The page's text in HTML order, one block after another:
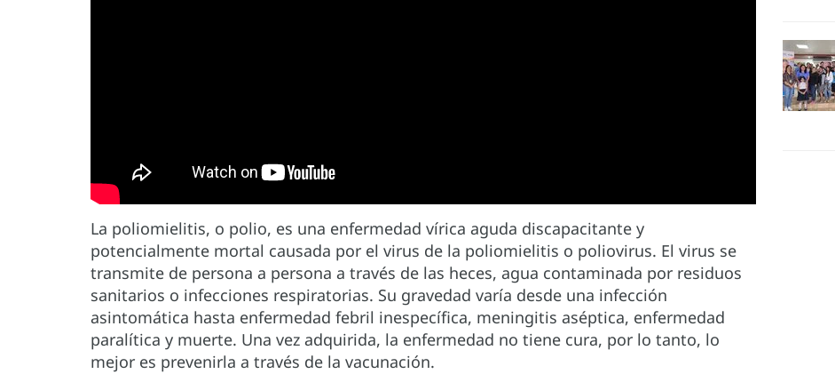
La poliomielitis, o polio, es una enfermedad vírica aguda discapacitante y
potencialmente mortal causada por el virus de la poliomielitis o poliovirus. El virus se
transmite de persona a persona a través de las heces, agua contaminada por residuos
sanitarios o infecciones respiratorias. Su gravedad varía desde una infección
asintomática hasta enfermedad febril inespecífica, meningitis aséptica, enfermedad
paralítica y muerte. Una vez adquirida, la enfermedad no tiene cura, por lo tanto, lo
mejor es prevenirla a través de la vacunación.